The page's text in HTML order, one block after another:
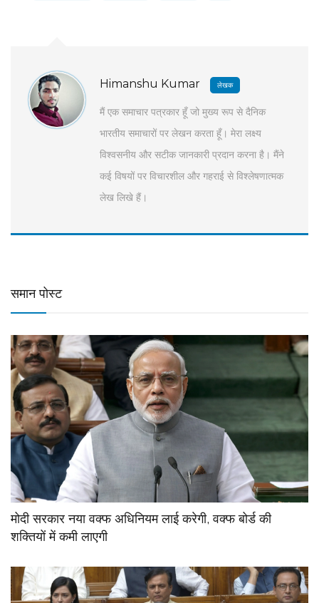
Himanshu Kumar लेखक
मैं एक समाचार पत्रकार हूँ जो मुख्य रूप से दैनिक
भारतीय समाचारों पर लेखन करता हूँ। मेरा लक्ष्य
विश्वसनीय और सटीक जानकारी प्रदान करना है। मैंने
कई विषयों पर विचारशील और गहराई से विश्लेषणात्मक
लेख लिखे हैं।
समान पोस्ट
मोदी सरकार नया वक्फ अधिनियम लाई करेगी, वक्फ बोर्ड की
शक्तियों में कमी लाएगी